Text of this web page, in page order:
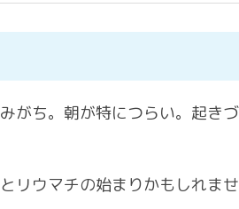
がち。朝が特につらい。起き
リウマチの始まりかもしれま